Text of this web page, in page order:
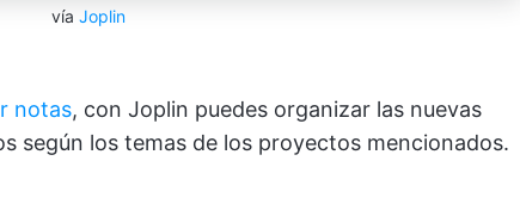
vía Joplin
notas, con Joplin puedes organizar las nuevas
según los temas de los proyectos mencionados.